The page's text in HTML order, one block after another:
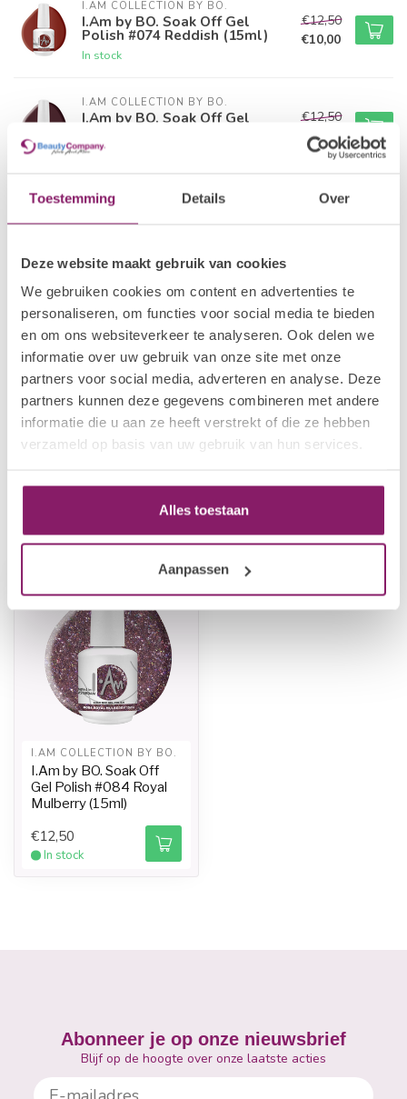
Toestemming Details Over
Deze website maakt gebruik van cookies
We gebruiken cookies om content en advertenties te
personaliseren, om functies voor social media te bieden
en om ons websiteverkeer te analyseren. Ook delen we
informatie over uw gebruik van onze site met onze
partners voor social media, adverteren en analyse. Deze
partners kunnen deze gegevens combineren met andere
informatie die u aan ze heeft verstrekt of die ze hebben
verzameld op basis van uw gebruik van hun services.
Alles toestaan
Aanpassen
I.AM COLLECTION BY BO.
I.Am by BO. Soak Off Gel
Polish #074 Reddish (15ml)
In stock
€12,50
€10,00
I.AM COLLECTION BY BO.
I.Am by BO. Soak Off Gel
In stock
€12,50
€10,00
I.AM COLLECTION BY BO.
Polish #076 Malbec (15ml)
I.AM COLLECTION BY BO.
I.Am by BO. Soak Off Gel
Polish #077 Shimmer Ox
(15ml)
In stock
€12,50
€10,00
I.AM COLLECTION BY BO.
I.Am by BO. Soak Off Gel
In stock
€12,50
€10,00
Recently viewed
I.AM COLLECTION BY BO.
I.Am by BO. Soak Off
Gel Polish #084 Royal
Mulberry (15ml)
€12,50
In stock
Abonneer je op onze nieuwsbrief
Blijf op de hoogte over onze laatste acties
E-mailadres